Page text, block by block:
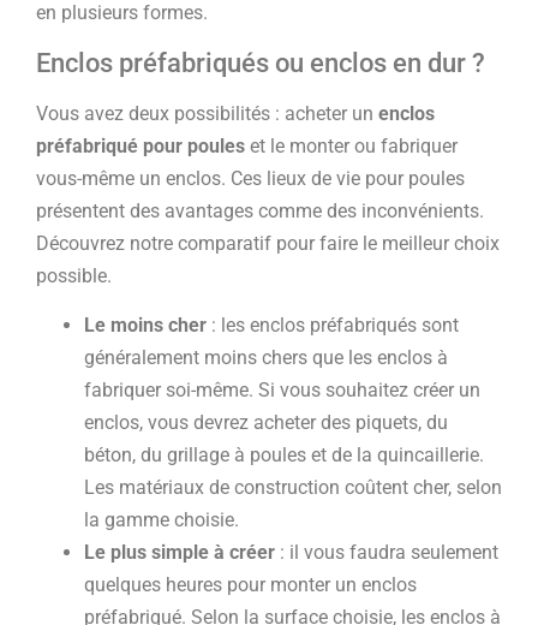
en plusieurs formes.
Enclos préfabriqués ou enclos en dur ?
Vous avez deux possibilités : acheter un enclos
préfabriqué pour poules et le monter ou fabriquer
vous-même un enclos. Ces lieux de vie pour poules
présentent des avantages comme des inconvénients.
Découvrez notre comparatif pour faire le meilleur choix
possible.
Le moins cher : les enclos préfabriqués sont
généralement moins chers que les enclos à
fabriquer soi-même. Si vous souhaitez créer un
enclos, vous devrez acheter des piquets, du
béton, du grillage à poules et de la quincaillerie.
Les matériaux de construction coûtent cher, selon
la gamme choisie.
Le plus simple à créer : il vous faudra seulement
quelques heures pour monter un enclos
préfabriqué. Selon la surface choisie, les enclos à